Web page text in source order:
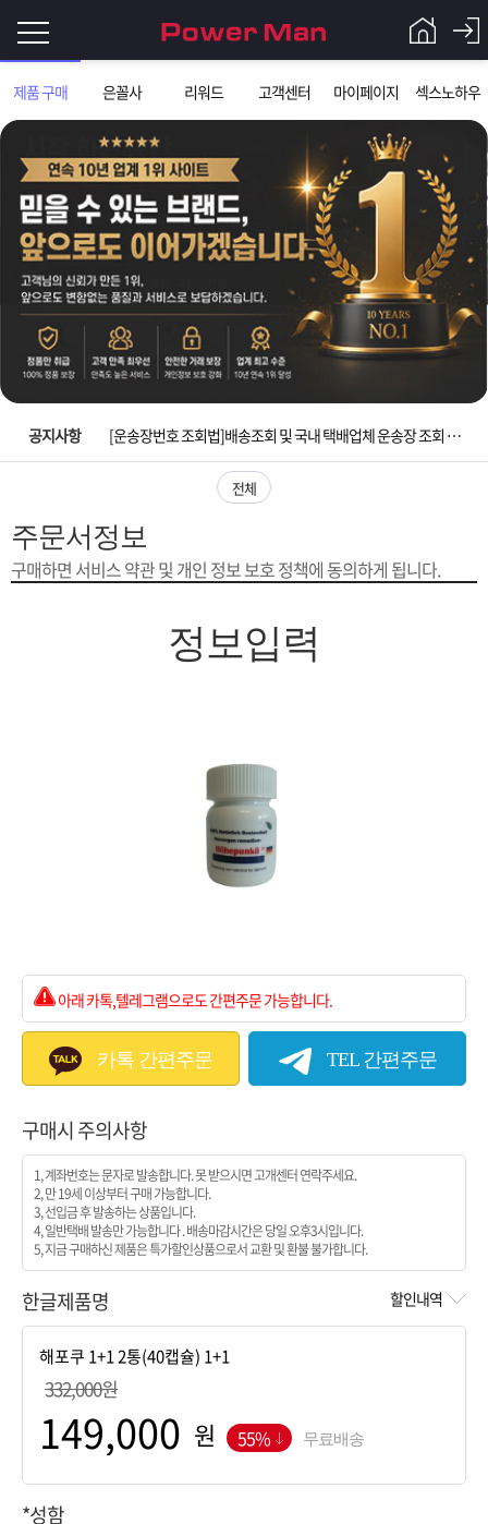
제품 구매 은꼴사 리워드 고객센터 마이페이지 섹스노하우
그
인
이
필
요
니
로
Q&A
파
워
맨
제
품
매
은
사
스
고
공지사항
입금확인이 안되는 상황을 대비해 꼭 입금후 고객센터 연락바랍니다.
[2026구정 연휴]설 연휴 배송 및 휴무 안내
[운송장번호 조회법]배송조회 및 국내 택배업체 운송장 조회 하는법
[ios앱 오픈]아이폰 고객 앱설치 가능합니다.
[무인택배함 이용 안내] 집 밖에 주소로 택배 받기
[2026구정 연휴]설 연휴 배송 및 휴무 안내
전체
주문서정보
구매하면 서비스 약관 및 개인 정보 보호 정책에 동의하게 됩니다.
정보입력
아래 카톡,텔레그램으로도 간편주문 가능합니다.
카톡 간편주문 TEL 간편주문
구매시 주의사항
1, 계좌번호는 문자로 발송합니다. 못 받으시면 고개센터 연락주세요.
2, 만 19세 이상부터 구매 가능합니다.
3, 선입금 후 발송하는 상품입니다.
4, 일반택배 발송만 가능합니다 . 배송마감시간은 당일 오후3시입니다.
5, 지금 구매하신 제품은 특가할인상품으로서 교환 및 환불 불가합니다.
한글제품명 할인내역
332,000원
원 55% 무료배송
*성함